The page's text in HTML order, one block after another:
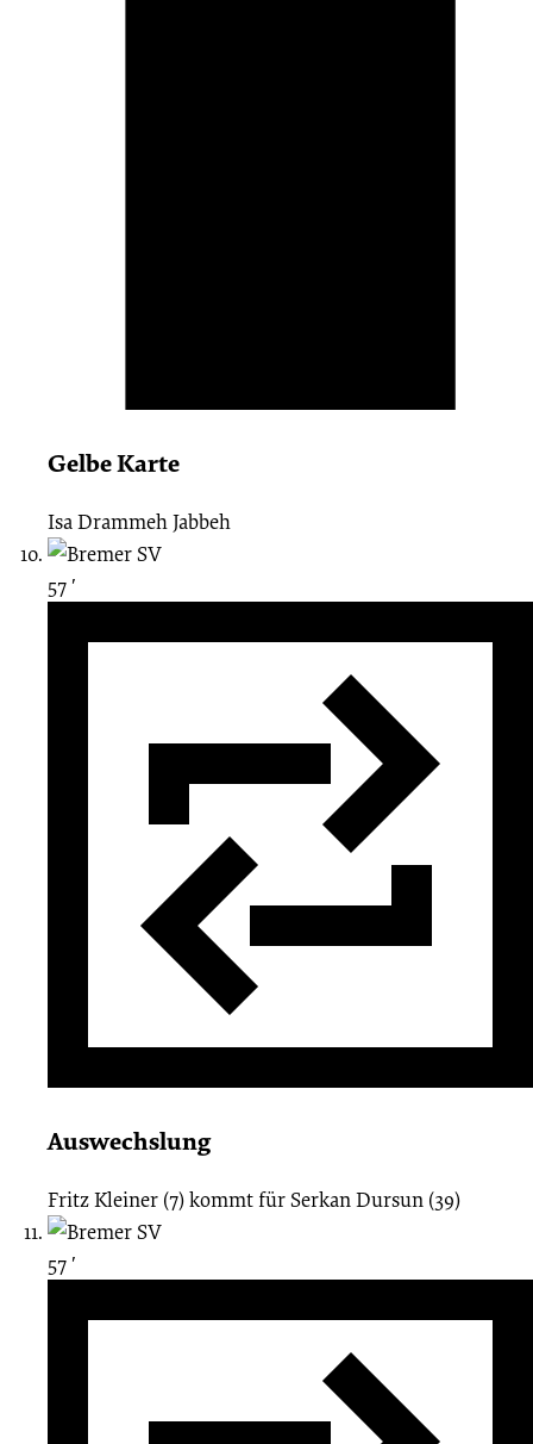
Gelbe Karte
Isa Drammeh Jabbeh
57 ′
Auswechslung
Fritz Kleiner (7)kommt fürSerkan Dursun (39)
57 ′